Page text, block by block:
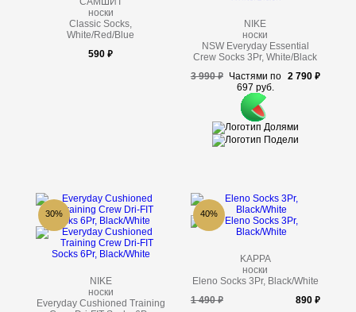
носки
Classic Socks,
White/Red/Blue
590
NIKE
носки
NSW Everyday Essential
Crew Socks 3Pr, White/Black
3 990
2 790
Частями по
697 руб.
30%
NIKE
носки
Everyday Cushioned Training
40%
KAPPA
носки
Eleno Socks 3Pr, Black/White
1 490
890